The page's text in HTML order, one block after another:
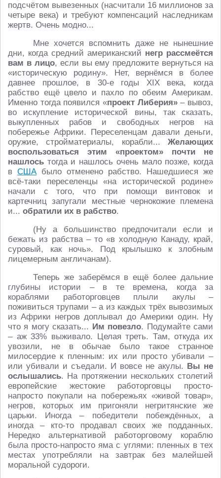
подсчётом вывезенных (насчитали 16 миллионов за
четыре века) и требуют компенсаций наследникам
жертв. Очень модно...
Мне хочется вспомнить даже не нынешние
дни, когда средний американский негр рассмеётся
вам в лицо, если вы ему предложите вернуться на
«историческую родину». Нет, вернёмся в более
давнее прошлое, в 30-е годы XIX века, когда
рабство ещё цвело и пахло по обеим Америкам.
Именно тогда появился «проект Либерия»– вывоз,
во искупление исторической вины, так сказать,
выкупленных рабов и свободных негров на
побережье Африки. Переселенцам давали деньги,
оружие, стройматериалы, корабли... Желающих
воспользоваться этим «проектом» почти не
нашлось тогда и нашлось очень мало позже, когда
в СШАбыло отменено рабство. Нашедшиеся же
всё-таки переселенцы «на исторической родине»
начали с того, что при помощи винтовок и
картечниц запугали местные чернокожие племена
и... обратили их в рабство.
(Ну а большинство предпочитали если и
бежать из рабства – то «в холодную Канаду, край,
суровый, как ночь». Под крылышко к злобным
лицемерным англичанам).
Теперь же заберёмся в ещё более дальние
глубины истории – в те времена, когда за
кораблями работорговцев плыли акулы –
поживиться трупами – а из каждых трёх вывозимых
из Африки негров доплывал до Америки один. Ну
что я могу сказать... Им повезло. Подумайте сами
– аж 33% выживало. Целая треть. Там, откуда их
увозили, не в обычае было такое странное
милосердие к пленным: их или просто убивали –
или убивали и съедали. И вовсе не акулы. Вы не
ослышались. На протяжении нескольких столетий
европейские жестокие работорговцы просто-
напросто покупали на побережьях «живой товар»,
негров, которых им пригоняли негритянские же
царьки. Иногда – победители побеждённых, а
иногда – кто-то продавал своих же подданных.
Нередко альтернативой работорговому кораблю
была просто-напросто яма с углями: пленных в тех
местах употребляли на завтрак без малейшей
моральной судороги.